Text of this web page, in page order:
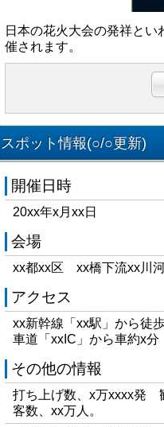
日本の花火大会の発祥と
催されます。
スポット情報(○/○更新)
開催日時
20xx年x月xx日
会場
xx都xx区 xx橋下流xx川
アクセス
xx新幹線「xx駅」から徒
車道「xxIC」から車約x分
その他の情報
打ち上げ数、x万xxxx発
客数、xx万人。